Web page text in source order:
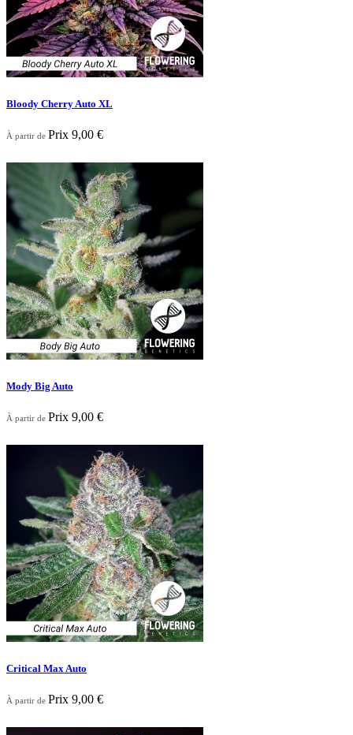
Bloody Cherry Auto XL
À partir de Prix 9,00 €
Nouveau
Aperçu rapide
Mody Big Auto
À partir de Prix 9,00 €
Aperçu rapide
Critical Max Auto
À partir de Prix 9,00 €